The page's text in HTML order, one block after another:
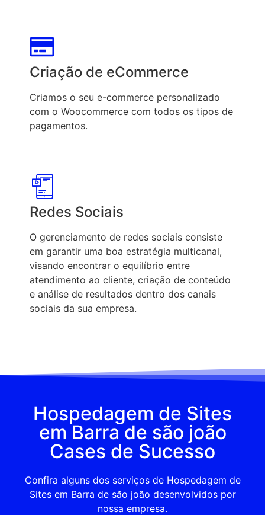
Criação de eCommerce
Criamos o seu e-commerce personalizado
com o Woocommerce com todos os tipos de
pagamentos.
Redes Sociais
O gerenciamento de redes sociais consiste
em garantir uma boa estratégia multicanal,
visando encontrar o equilíbrio entre
atendimento ao cliente, criação de conteúdo
e análise de resultados dentro dos canais
sociais da sua empresa.
Hospedagem de Sites
em Barra de são joão
Cases de Sucesso
Confira alguns dos serviços de Hospedagem de
Sites em Barra de são joão desenvolvidos por
nossa empresa.